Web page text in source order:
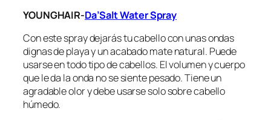
YOUNGHAIR-Da’Salt Water Spray
Con este spray dejarás tu cabello con unas ondas
dignas de playa y un acabado mate natural. Puede
usarse en todo tipo de cabellos. El volumen y cuerpo
que le da la onda no se siente pesado. Tiene un
agradable olor y debe usarse solo sobre cabello
húmedo.